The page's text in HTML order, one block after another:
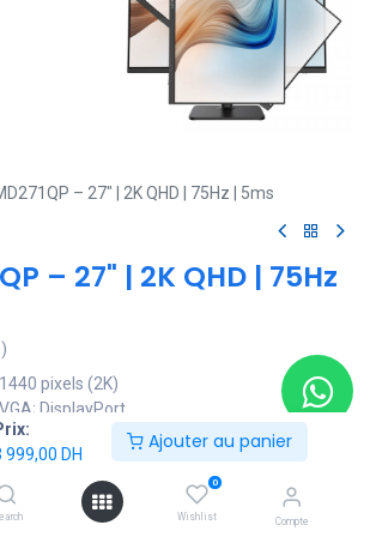
999,00 DH
Ajouter au panier
0
Wishlist Compte
– 27" | 2K QHD | 75Hz | 5ms
– 27" | 2K QHD | 75Hz
pixels (2K)
DisplayPort
㎡
IPS